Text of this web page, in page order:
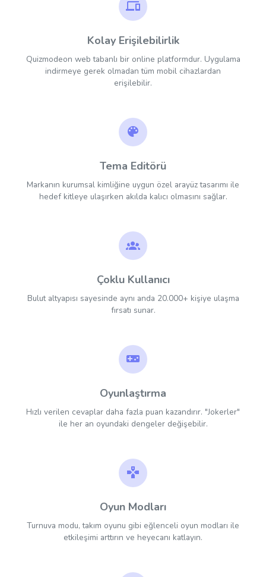
Kolay Erişilebilirlik
Quizmodeon web tabanlı bir online platformdur. Uygulama
indirmeye gerek olmadan tüm mobil cihazlardan
erişilebilir.
Tema Editörü
Markanın kurumsal kimliğine uygun özel arayüz tasarımı ile
hedef kitleye ulaşırken akılda kalıcı olmasını sağlar.
Çoklu Kullanıcı
Bulut altyapısı sayesinde aynı anda 20.000+ kişiye ulaşma
fırsatı sunar.
Oyunlaştırma
Hızlı verilen cevaplar daha fazla puan kazandırır. "Jokerler"
ile her an oyundaki dengeler değişebilir.
Oyun Modları
Turnuva modu, takım oyunu gibi eğlenceli oyun modları ile
etkileşimi arttırın ve heyecanı katlayın.